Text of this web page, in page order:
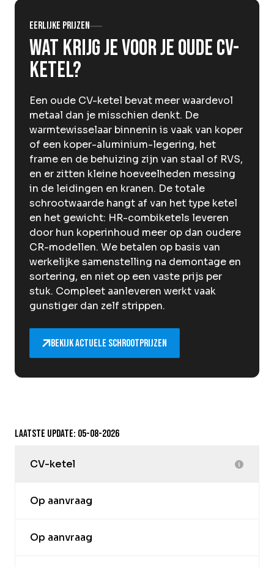
Nieuws
Werken bij
Direct inleveren Ophaalservice
Eerlijke prijzen
Wat krijg je voor je oude CV-
ketel?
Een oude CV-ketel bevat meer waardevol
metaal dan je misschien denkt. De
warmtewisselaar binnenin is vaak van koper
of een koper-aluminium-legering, het
frame en de behuizing zijn van staal of RVS,
en er zitten kleine hoeveelheden messing
in de leidingen en kranen. De totale
schrootwaarde hangt af van het type ketel
en het gewicht: HR-combiketels leveren
door hun koperinhoud meer op dan oudere
CR-modellen. We betalen op basis van
werkelijke samenstelling na demontage en
sortering, en niet op een vaste prijs per
stuk. Compleet aanleveren werkt vaak
gunstiger dan zelf strippen.
Bekijk actuele schrootprijzen
Laatste update: 05-08-2026
CV-ketel
Op aanvraag
Op aanvraag